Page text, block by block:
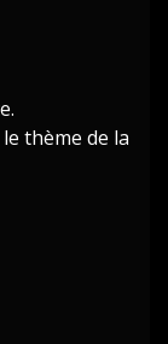
thème de la